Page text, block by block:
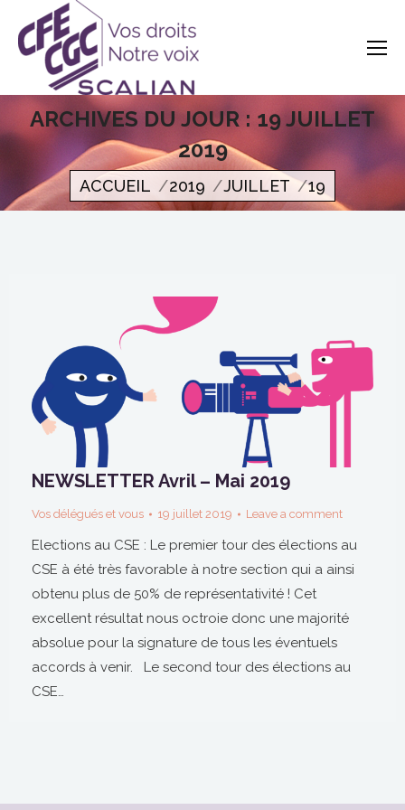
ARCHIVES DU JOUR : 19 JUILLET
2019
Vous êtes ici
ACCUEIL 2019 JUILLET 19
NEWSLETTER Avril – Mai 2019
Vos délégués et vous 19 juillet 2019 Leave a comment
Elections au CSE : Le premier tour des élections au
CSE à été très favorable à notre section qui a ainsi
obtenu plus de 50% de représentativité ! Cet
excellent résultat nous octroie donc une majorité
absolue pour la signature de tous les éventuels
accords à venir. Le second tour des élections au
CSE…